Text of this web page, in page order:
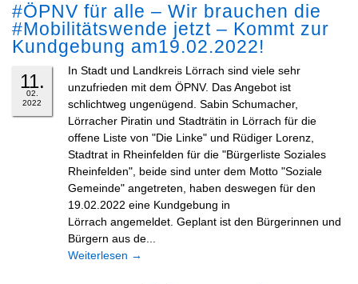
#ÖPNV für alle – Wir brauchen die
#Mobilitätswende jetzt – Kommt zur
Kundgebung am19.02.2022!
11.
02.
2022
In Stadt und Landkreis Lörrach sind viele sehr
unzufrieden mit dem ÖPNV. Das Angebot ist
schlichtweg ungenügend. Sabin Schumacher,
Lörracher Piratin und Stadträtin in Lörrach für die
offene Liste von "Die Linke" und Rüdiger Lorenz,
Stadtrat in Rheinfelden für die "Bürgerliste Soziales
Rheinfelden", beide sind unter dem Motto "Soziale
Gemeinde" angetreten, haben deswegen für den
19.02.2022 eine Kundgebung in
Lörrach angemeldet. Geplant ist den Bürgerinnen und
Bürgern aus de...
Weiterlesen →